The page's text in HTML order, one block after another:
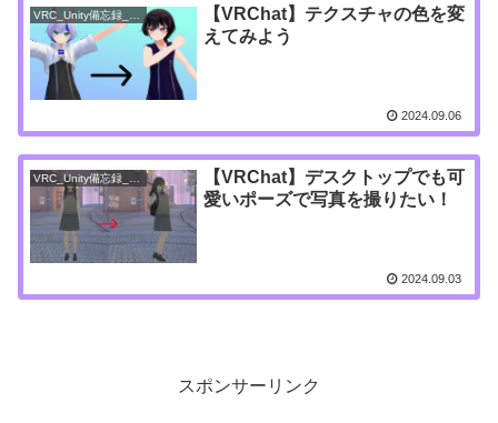
【VRChat】テクスチャの色を変
えてみよう
2024.09.06
【VRChat】デスクトップでも可
愛いポーズで写真を撮りたい！
2024.09.03
スポンサーリンク